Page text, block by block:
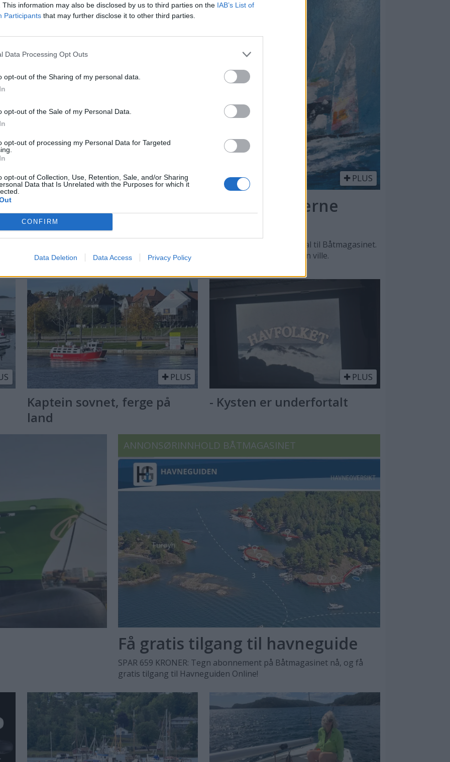
This information may also be disclosed by us to third parties on the IAB’s List of
Participants that may further disclose it to other third parties.
Data Processing Opt Outs
opt-out of the Sharing of my personal data.
opt-out of the Sale of my Personal Data.
opt-out of processing my Personal Data for Targeted
opt-out of Collection, Use, Retention, Sale, and/or Sharing
Data that Is Unrelated with the Purposes for which it
CONFIRM
Data Deletion Data Access Privacy Policy
på Båter i
nyheter i år. Blant
Fenix 66BR og
PLUS
Lars O. Nordal - en moderne
– Båter og Risør hører sammen, sier Lars O. Nordal til Båtmagasinet.
Faren rådet ham til å ta NTH, men det var male han ville.
PLUS
Kaptein sovnet, ferge på
land
PLUS
- Kysten er underfortalt
ANNONSØRINNHOLD BÅTMAGASINET
Få gratis tilgang til havneguide
SPAR 659 KRONER: Tegn abonnement på Båtmagasinet nå, og få
gratis tilgang til Havneguiden Online!